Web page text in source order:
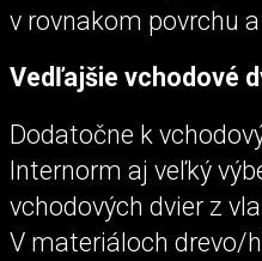
v rovnakom povrchu
Vedľajšie vchodové
Dodatočne k
Internorm aj veľký
vchodových dvier z
V materiáloch drevo/